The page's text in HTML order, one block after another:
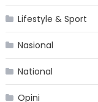
Lifestyle & Sport
Nasional
National
Opini